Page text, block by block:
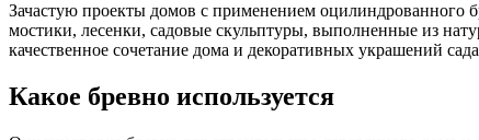
Зачастую проекты домов с применением оцилиндрованного
мостики, лесенки, садовые скульптуры, выполненные из
качественное сочетание дома и декоративных украшений
Какое бревно используется